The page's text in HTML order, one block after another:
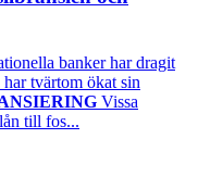
banker har dragit
tvärtom ökat sin
Vissa
till fos...